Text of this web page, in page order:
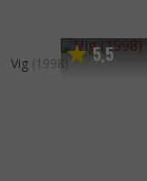
5,5
Vig (1998)